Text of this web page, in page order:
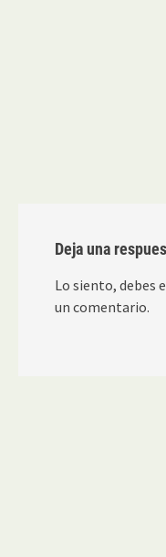
Deja una
Lo siento, debes
un comentario.